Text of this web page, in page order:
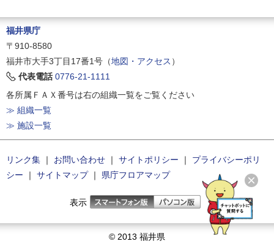
福井県庁
〒910-8580
福井市大手3丁目17番1号（地図・アクセス ）
代表電話 0776-21-1111
各所属ＦＡＸ番号は右の組織一覧をご覧ください
≫ 組織一覧
≫ 施設一覧
リンク集 ｜ お問い合わせ ｜ サイトポリシー ｜
プライバシーポリ
シー ｜ サイトマップ｜ 県庁フロアマップ
表示
© 2013 福井県